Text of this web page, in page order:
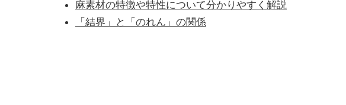
麻素材の特徴や特性について分かりやすく解説
「結界」と「のれん」の関係